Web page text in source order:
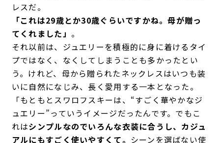
レスだ。
「これは29歳とか30歳ぐらいですかね。母が贈っ
てくれました」 。
それ以前は、ジュエリーを積極的に身に着けるタイ
プではなく、なくしてしまうことも多かったとい
う。けれど、母から贈られたネックレスはいつも装
いに自然になじみ、長く愛用する一本となった。
「もともとスワロフスキーは、“すごく華やかなジ
ュエリー”っていうイメージだったんです。でもこ
れはシンプルなのでいろんな衣装に合うし、カジュ
アルにもすごく使いやすくて。 シーンを選ばない使